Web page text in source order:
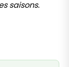
saisons.